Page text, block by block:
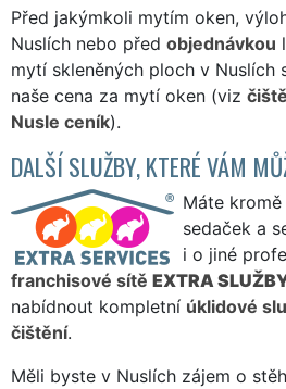
Před jakýmkoli mytím oken,
Nuslích nebo před objednávkou
mytí skleněných ploch v Nuslích
naše cena za mytí oken (viz
Nusle ceník).
DALŠÍ SLUŽBY, KTERÉ VÁM
Máte
sedaček a
i o jiné
franchisové sítě EXTRA
nabídnout kompletní úklidové
čištění.
Měli byste v Nuslích zájem o